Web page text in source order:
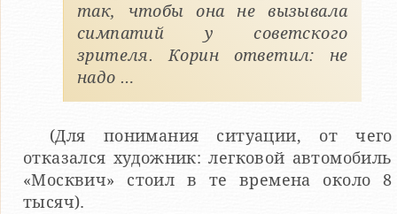
так, чтобы она не вызывала
симпатий у советского
зрителя. Корин ответил: не
надо …
(Для понимания ситуации, от чего
отказался художник: легковой автомобиль
«Москвич» стоил в те времена около 8
тысяч).